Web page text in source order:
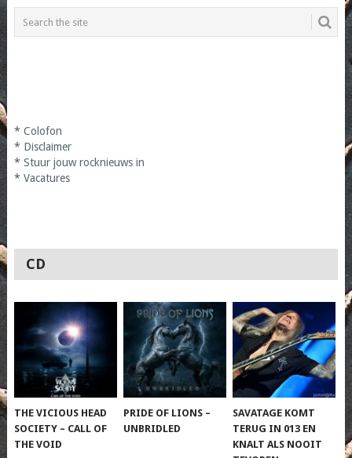
* Colofon
* Disclaimer
* Stuur jouw rocknieuws in
* Vacatures
CD
THE VICIOUS HEAD
SOCIETY – CALL OF
THE VOID
PRIDE OF LIONS –
UNBRIDLED
SAVATAGE KOMT
TERUG IN 013 EN
KNALT ALS NOOIT